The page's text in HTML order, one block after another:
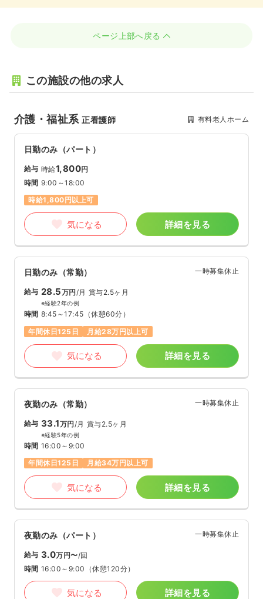
ページ上部へ戻る
この施設の他の求人
介護・福祉系正看護師 有料老人ホーム
日勤のみ（パート）
給与 時給1,800円
時間 9:00～18:00
時給1,800円以上可
気になる 詳細を見る
日勤のみ（常勤） 一時募集休止
給与 28.5万円/月 賞与2.5ヶ月
※経験2年の例
時間 8:45～17:45 （休憩60分）
年間休日125日
月給28万円以上可
気になる 詳細を見る
夜勤のみ（常勤） 一時募集休止
給与 33.1万円 /月 賞与2.5ヶ月
※経験5年の例
時間 16:00～9:00
年間休日125日
月給34万円以上可
気になる 詳細を見る
夜勤のみ（パート） 一時募集休止
給与 3.0万円〜/回
時間 16:00～9:00 （休憩120分）
気になる 詳細を見る